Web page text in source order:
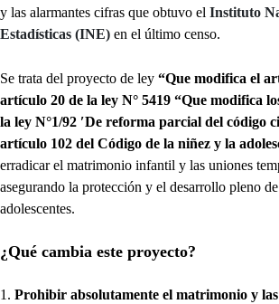
y las alarmantes cifras que obtuvo el Instituto
Estadísticas (INE) en el último censo.
Se trata del proyecto de ley “Que modifica el
artículo 20 de la ley N° 5419 “Que modifica
la ley N°1/92 ′De reforma parcial del código
artículo 102 del Código de la niñez y la
erradicar el matrimonio infantil y las uniones
asegurando la protección y el desarrollo pleno
adolescentes.
¿Qué cambia este proyecto?
1. Prohibir absolutamente el matrimonio y las